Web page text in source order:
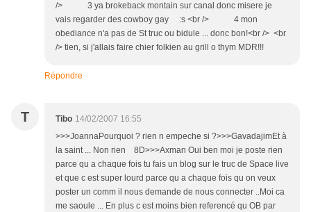
/> 3 ya brokeback montain sur canal donc misere je
vais regarder des cowboy gay :s <br /> 4 mon
obediance n'a pas de St truc ou bidule ... donc bon!<br /> <br
/> tien, si j'allais faire chier folkien au grill o thym MDR!!!
Répondre
T Tibo 14/02/2007 16:55
>>>JoannaPourquoi ? rien n empeche si ?>>>GavadajimEt à
la saint ... Non rien 8D>>>Axman Oui ben moi je poste rien
parce qu a chaque fois tu fais un blog sur le truc de Space live
et que c est super lourd parce qu a chaque fois qu on veux
poster un comm il nous demande de nous connecter ..Moi ca
me saoule ... En plus c est moins bien referencé qu OB par